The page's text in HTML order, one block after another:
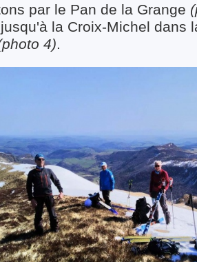
par le Pan de la Grange
la Croix-Michel dans
4).